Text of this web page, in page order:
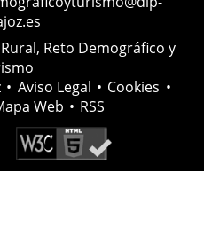
Reto Demográfico y
• Aviso Legal • Cookies •
Web • RSS